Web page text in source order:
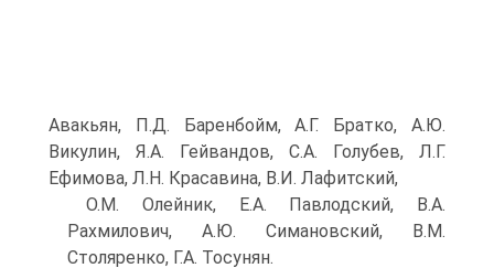
Авакьян, П.Д. Баренбойм, А.Г. Братко, А.Ю.
Викулин, Я.А. Гейвандов, С.А. Голубев, Л.Г.
Ефимова, Л.Н. Красавина, В.И. Лафитский,
О.М. Олейник, Е.А. Павлодский, В.А.
Рахмилович, А.Ю. Симановский, В.М.
Столяренко, Г.А. Тосунян.